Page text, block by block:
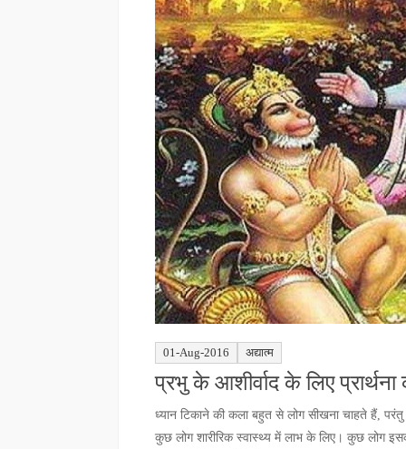
01-Aug-2016 अद्यात्म
प्रभु के आशीर्वाद के लिए प्रार्थना
ध्यान टिकाने की कला बहुत से लोग सीखना चाहते हैं,
कुछ लोग शारीरिक स्वास्थ्य में लाभ के लिए। कुछ लोग